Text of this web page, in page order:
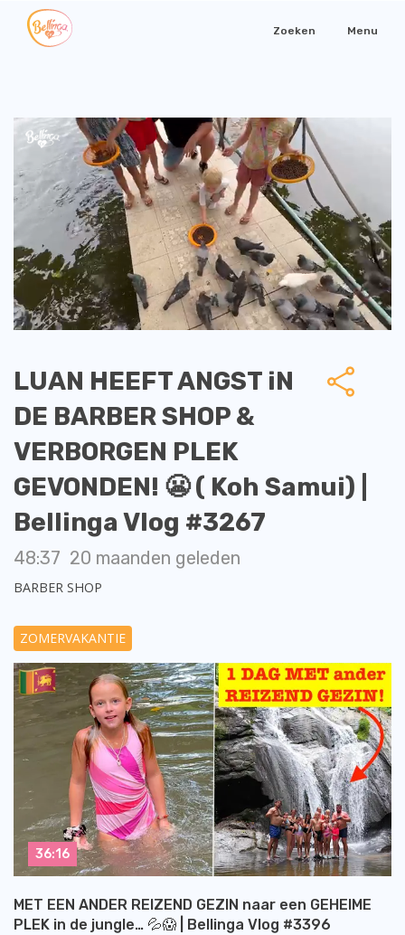
Zoeken Menu
LUAN HEEFT ANGST iN
DE BARBER SHOP &
VERBORGEN PLEK
GEVONDEN! 😬 ( Koh Samui) |
Bellinga Vlog #3267
48:37 20 maanden geleden
BARBER SHOP
ZOMERVAKANTIE
MET EEN ANDER REIZEND GEZIN naar een GEHEIME
PLEK in de jungle… 💦😱 | Bellinga Vlog #3396
36:16